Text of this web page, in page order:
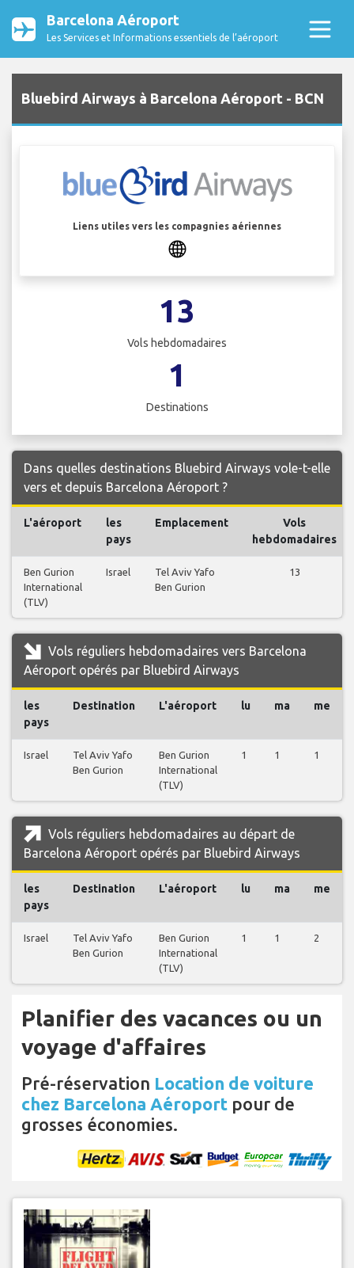
Barcelona Aéroport
Les Services et Informations essentiels de l’aéroport
Bluebird Airways à Barcelona Aéroport - BCN
Liens utiles vers les compagnies aériennes
13
Vols hebdomadaires
1
Destinations
Dans quelles destinations Bluebird Airways vole-t-elle
vers et depuis Barcelona Aéroport ?
L'aéroport
les
pays
Emplacement
Vols
hebdomadaires
Ben Gurion
International
(TLV)
Israel
Tel Aviv Yafo
Ben Gurion
13
Vols réguliers hebdomadaires vers Barcelona
Aéroport opérés par Bluebird Airways
les
pays
Destination L'aéroport lu ma me
Israel
Tel Aviv Yafo
Ben Gurion
Ben Gurion
International
(TLV)
1 1 1
Vols réguliers hebdomadaires au départ de
Barcelona Aéroport opérés par Bluebird Airways
les
pays
Destination L'aéroport lu ma me
Israel
Tel Aviv Yafo
Ben Gurion
Ben Gurion
International
(TLV)
1 1 2
Planifier des vacances ou un
voyage d'affaires
Pré-réservation Location de voiture
chez Barcelona Aéroport pour de
grosses économies.